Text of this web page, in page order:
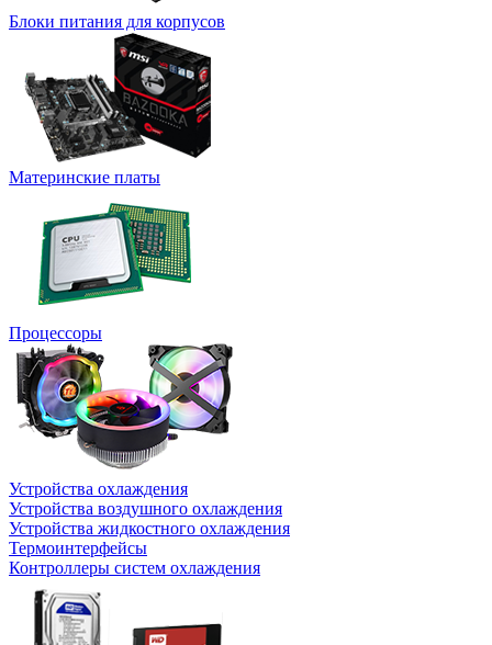
Блоки питания для корпусов
Материнские платы
Процессоры
Устройства охлаждения
Устройства воздушного охлаждения
Устройства жидкостного охлаждения
Термоинтерфейсы
Контроллеры систем охлаждения